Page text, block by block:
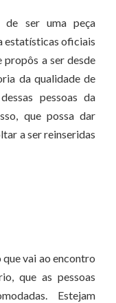
ser uma peça
estatísticas oficiais
propôs a ser desde
da qualidade de
pessoas da
que possa dar
a ser reinseridas
que vai ao encontro
que as pessoas
Estejam